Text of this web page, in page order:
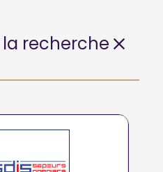
la recherche